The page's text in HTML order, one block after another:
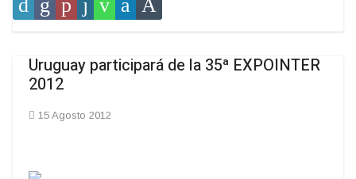
Uruguay participará de la 35ª EXPOINTER
2012
15 Agosto 2012